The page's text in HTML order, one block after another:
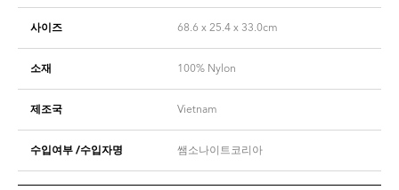
사이즈 68.6 x 25.4 x 33.0cm
소재 100% Nylon
제조국 Vietnam
수입여부 /수입자명 쌤소나이트코리아